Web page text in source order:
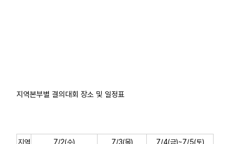
지역본부별 결의대회 장소 및 일정표
지역 7/2(수) 7/3(목) 7/4(금)~7/5(토)